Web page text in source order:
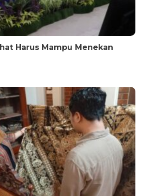
Harus Mampu Menekan